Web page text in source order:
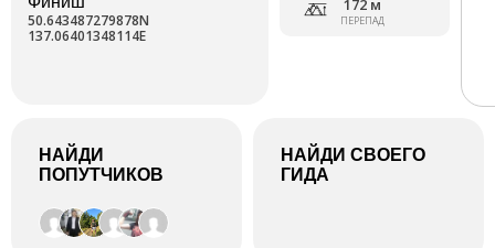
50.643487279878N
137.06401348114E
172 м
ПЕРЕПАД
НАЙДИ
ПОПУТЧИКОВ
НАЙДИ СВОЕГО
ГИДА